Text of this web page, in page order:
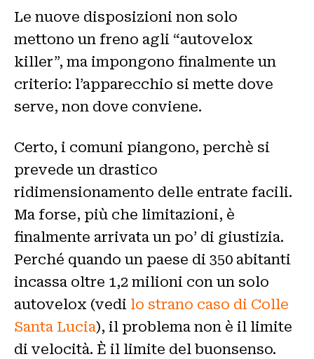
Le nuove disposizioni non solo
mettono un freno agli “autovelox
killer”, ma impongono finalmente un
criterio: l’apparecchio si mette dove
serve, non dove conviene.
Certo, i comuni piangono, perchè si
prevede un drastico
ridimensionamento delle entrate facili.
Ma forse, più che limitazioni, è
finalmente arrivata un po’ di giustizia.
Perché quando un paese di 350 abitanti
incassa oltre 1,2 milioni con un solo
autovelox (vedi lo strano caso di Colle
Santa Lucia), il problema non è il limite
di velocità. È il limite del buonsenso.